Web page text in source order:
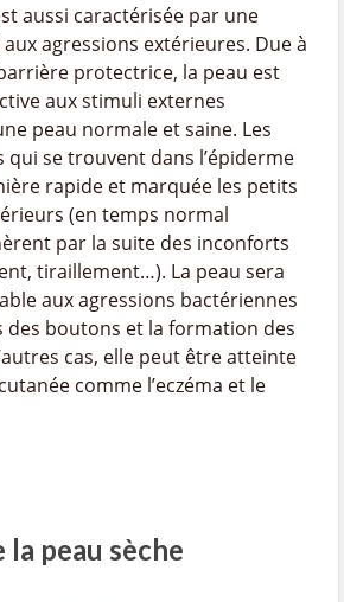
aussi caractérisée par une
aux agressions extérieures. Due à
protectrice, la peau est
aux stimuli externes
peau normale et saine. Les
qui se trouvent dans l’épiderme
rapide et marquée les petits
(en temps normal
par la suite des inconforts
tiraillement…). La peau sera
aux agressions bactériennes
des boutons et la formation des
cas, elle peut être atteinte
comme l’eczéma et le
peau sèche